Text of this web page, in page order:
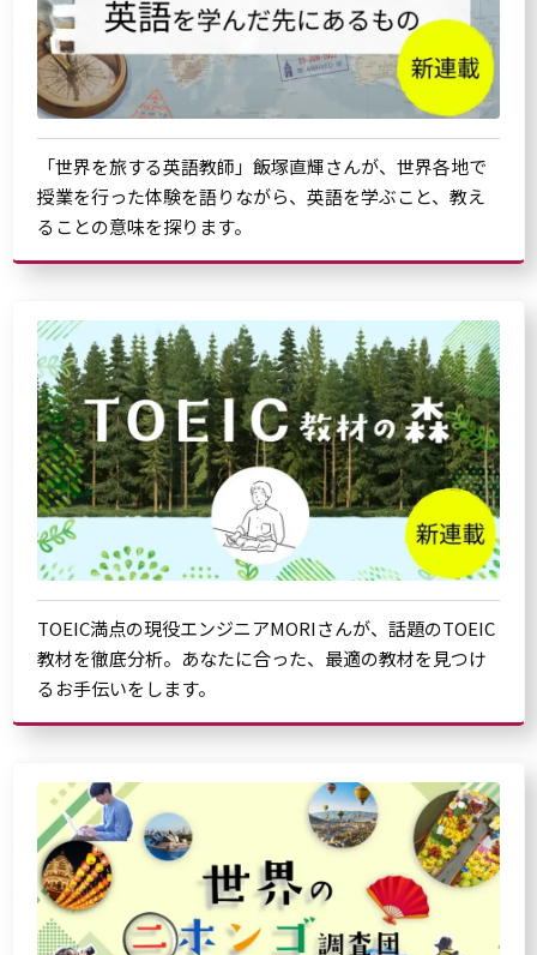
「世界を旅する英語教師」飯塚直輝さんが、世界各地で
授業を行った体験を語りながら、英語を学ぶこと、教え
ることの意味を探ります。
TOEIC満点の現役エンジニアMORIさんが、話題のTOEIC
教材を徹底分析。あなたに合った、最適の教材を見つけ
るお手伝いをします。